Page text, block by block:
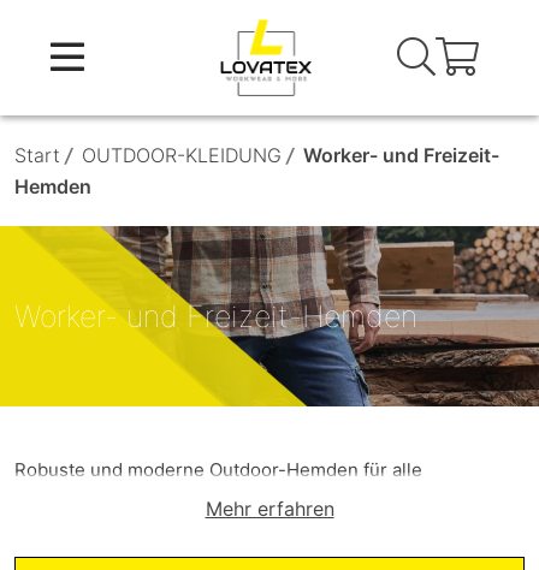
content
Start / OUTDOOR-KLEIDUNG / Worker- und Freizeit-
Hemden
Worker- und Freizeit-Hemden
Robuste und moderne Outdoor-Hemden für alle
Mehr erfahren